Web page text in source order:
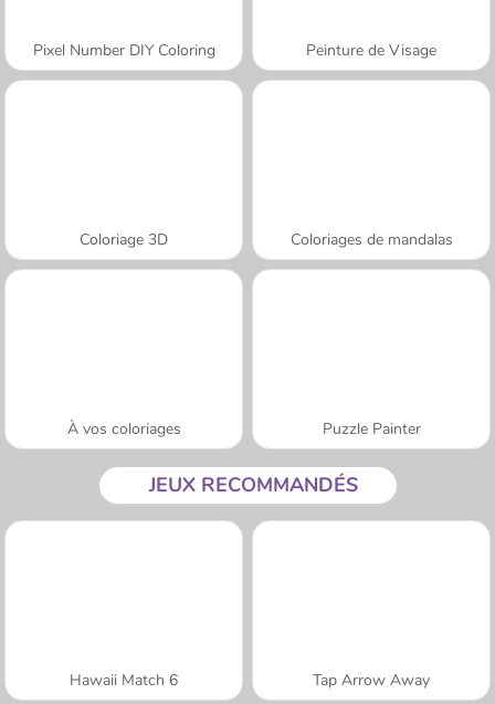
Pixel Number DIY Coloring Peinture de Visage
Coloriage 3D Coloriages de mandalas
À vos coloriages Puzzle Painter
JEUX RECOMMANDÉS
Hawaii Match 6 Tap Arrow Away